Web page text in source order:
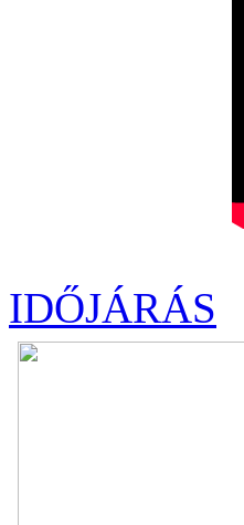
IDŐJÁRÁS